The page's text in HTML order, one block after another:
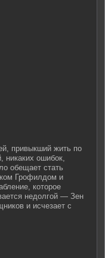
привыкший жить по
никаких ошибок,
обещает стать
Грофилдом и
которое
недолгой — Зен
и исчезает с